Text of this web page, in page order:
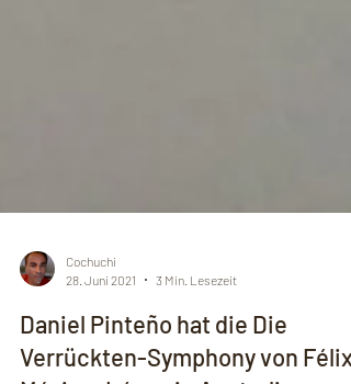
28. Juni 2021
3 Min. Lesezeit
Daniel Pinteño hat die Die